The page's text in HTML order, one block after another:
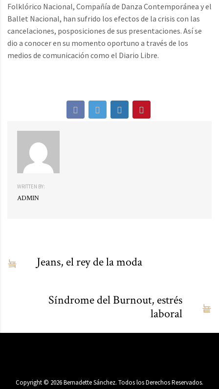
Folklórico Nacional, Compañía de Danza Contemporánea y el
Ballet Nacional, han sufrido los efectos de la crisis con las
cancelaciones, posposiciones de sus presentaciones. Así se
dio a conocer en su momento oportuno a través de los
medios de comunicación como el Diario Libre.
WRITTEN BY:
ADMIN
Jeans, el rey de la moda
Síndrome del Burnout, estrés
laboral
Copyright © 2026Bernadette Sánchez. Todos los Derechos Reservados.